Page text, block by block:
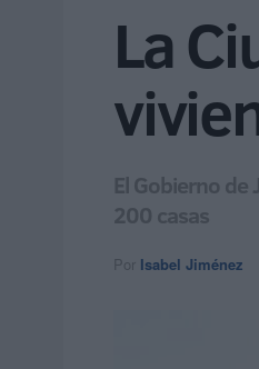
La
El Gobierno de
200 casas
Por Isabel Jiménez